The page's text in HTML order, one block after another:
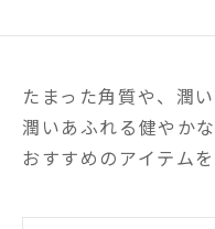
たまった角質や、潤
潤いあふれる健やか
おすすめのアイテム